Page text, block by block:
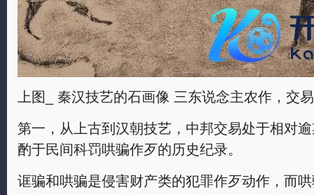
上图_ 秦汉技艺的石画像 三东说念主农作，交
第一，从上古到汉朝技艺，中邦交易处于相对
酌于民间科罚哄骗作歹的历史纪录。
诓骗和哄骗是侵害财产类的犯罪作歹动作，而